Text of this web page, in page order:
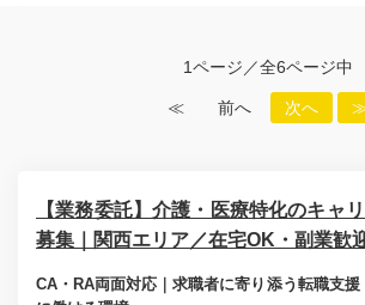
1ページ／全6ページ中
≪ 前へ 次へ
【業務委託】介護・医療特化のキャ
募集｜関西エリア／在宅OK・副業歓
CA・RA両面対応｜求職者に寄り添う転職支